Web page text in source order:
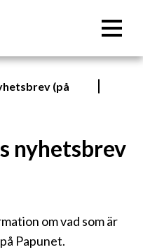
(på
nyhetsbrev
om vad som är
Papunet.